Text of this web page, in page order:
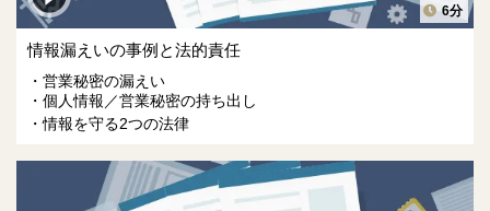
6分
情報漏えいの事例と法的責任
営業秘密の漏えい
個人情報／営業秘密の持ち出し
情報を守る2つの法律